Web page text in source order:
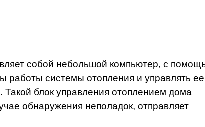
собой небольшой компьютер, с
работы системы отопления и управлять ее
блок управления отоплением дома
обнаружения неполадок, отправляет